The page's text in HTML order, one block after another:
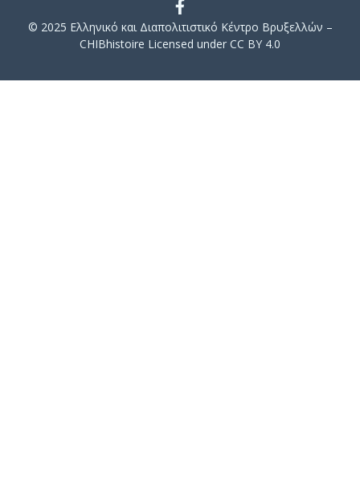
© 2025 Ελληνικό και Διαπολιτιστικό Κέντρο Βρυξελλών –
CHIBhistoire Licensed under CC BY 4.0